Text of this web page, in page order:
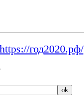
https://год2020.рф/